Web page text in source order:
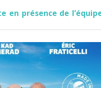
en présence de